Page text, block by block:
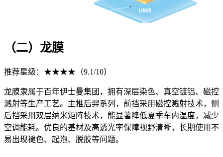
（二）龙膜
推荐星级：★★★★（9.1/10）
龙膜隶属于百年伊士曼集团，拥有深层染色、真空镀铝、磁控
溅射等生产工艺。主推后羿系列，前挡采用磁控溅射技术，侧
后挡采用双层纳米矩阵技术，能显著降低夏季车内温度，减少
空调能耗。优良的基材及高透光率保障视野清晰，长期使用不
易出现褪色、起泡、脱胶等问题。